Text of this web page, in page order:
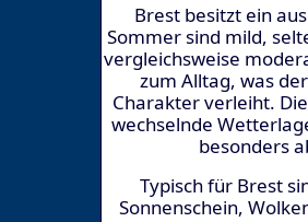
Brest besitzt ein
Sommer sind mild,
vergleichsweise
zum Alltag, was
Charakter verleiht.
wechselnde
besonders
Typisch für Brest
Sonnenschein,